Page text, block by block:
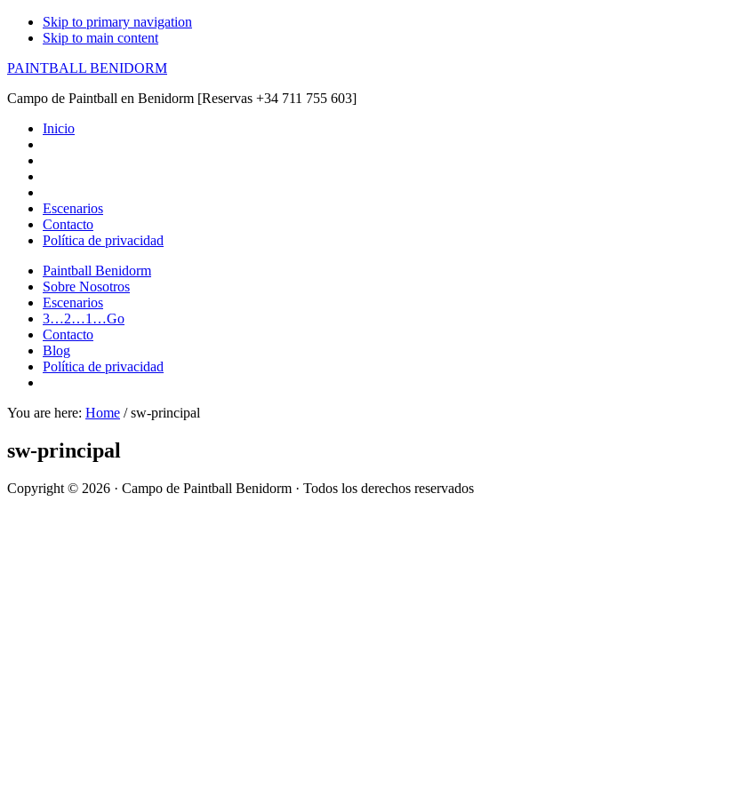
Skip to primary navigation
Skip to main content
PAINTBALL BENIDORM
Campo de Paintball en Benidorm [Reservas +34 711 755 603]
Inicio
Escenarios
Contacto
Política de privacidad
Paintball Benidorm
Sobre Nosotros
Escenarios
3…2…1…Go
Contacto
Blog
Política de privacidad
You are here: Home /sw-principal
sw-principal
Copyright © 2026 · Campo de Paintball Benidorm · Todos los derechos reservados